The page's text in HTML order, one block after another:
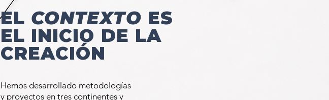
EL CONTEXTO ES
EL INICIO DE LA
CREACIÓN
Hemos desarrollado metodologías
y proyectos en tres continentes y